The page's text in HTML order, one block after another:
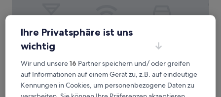
Best Western Gateway Adirondack Inn
Best Western Gateway Adirondack Inn
Sterne-
Unterkunft
1,8 km von Stanley Theater entfernt
7.4
von
10,
7,4/10 Gut (902 Bewertungen)
Der
129 €
Ihre Privatsphäre ist uns
wichtig
Wir und unsere16 Partner speichern und/ oder greifen
auf Informationen auf einem Gerät zu, z.B. auf eindeutige
Kennungen in Cookies, um personenbezogene Daten zu